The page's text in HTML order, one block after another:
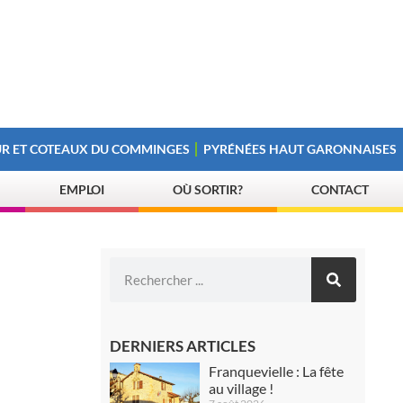
ET COTEAUX DU COMMINGES PYRÉNÉES HAUT GARONNAISES
EMPLOI OÙ SORTIR? CONTACT
DERNIERS ARTICLES
Franquevielle : La fête
au village !